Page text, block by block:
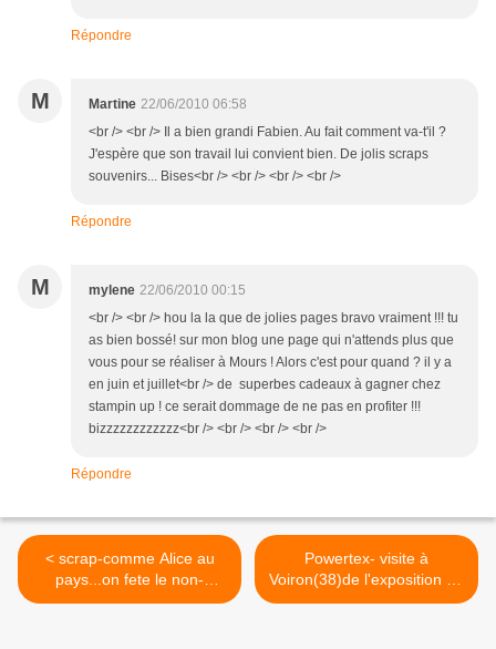
Répondre
M Martine 22/06/2010 06:58
<br /> <br /> Il a bien grandi Fabien. Au fait comment va-t'il ?
J'espère que son travail lui convient bien. De jolis scraps
souvenirs... Bises<br /> <br /> <br /> <br />
Répondre
M mylene 22/06/2010 00:15
<br /> <br /> hou la la que de jolies pages bravo vraiment !!! tu
as bien bossé! sur mon blog une page qui n'attends plus que
vous pour se réaliser à Mours ! Alors c'est pour quand ? il y a
en juin et juillet<br /> de superbes cadeaux à gagner chez
stampin up ! ce serait dommage de ne pas en profiter !!!
bizzzzzzzzzzzz<br /> <br /> <br /> <br />
Répondre
< scrap-comme Alice au
pays...on fete le non-
anniversaire :-le 17 juin
Powertex- visite à
Voiron(38)de l'exposition de
Martine-Sophie Curien >